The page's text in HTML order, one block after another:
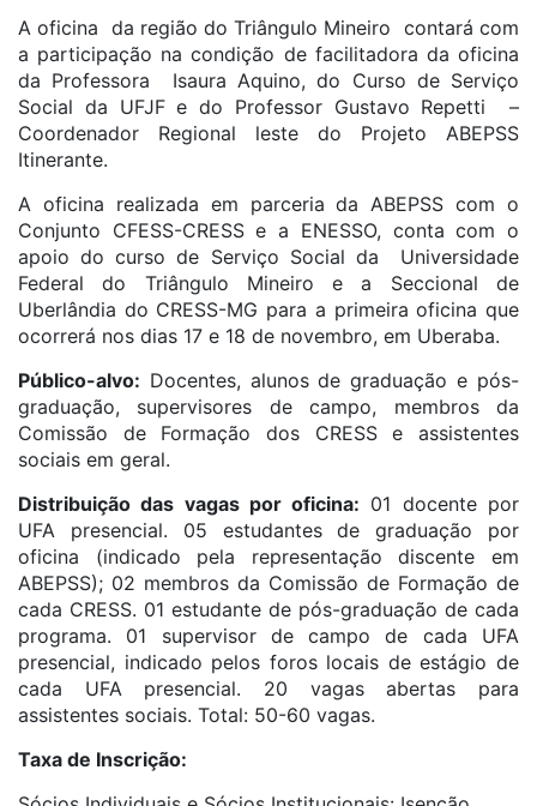
A oficina da região do Triângulo Mineiro contará com
a participação na condição de facilitadora da oficina
da Professora Isaura Aquino, do Curso de Serviço
Social da UFJF e do Professor Gustavo Repetti –
Coordenador Regional leste do Projeto ABEPSS
Itinerante.
A oficina realizada em parceria da ABEPSS com o
Conjunto CFESS-CRESS e a ENESSO, conta com o
apoio do curso de Serviço Social da Universidade
Federal do Triângulo Mineiro e a Seccional de
Uberlândia do CRESS-MG para a primeira oficina que
ocorrerá nos dias 17 e 18 de novembro, em Uberaba.
Público-alvo: Docentes, alunos de graduação e pós-
graduação, supervisores de campo, membros da
Comissão de Formação dos CRESS e assistentes
sociais em geral.
Distribuição das vagas por oficina: 01 docente por
UFA presencial. 05 estudantes de graduação por
oficina (indicado pela representação discente em
ABEPSS); 02 membros da Comissão de Formação de
cada CRESS. 01 estudante de pós-graduação de cada
programa. 01 supervisor de campo de cada UFA
presencial, indicado pelos foros locais de estágio de
cada UFA presencial. 20 vagas abertas para
assistentes sociais. Total: 50-60 vagas.
Taxa de Inscrição: